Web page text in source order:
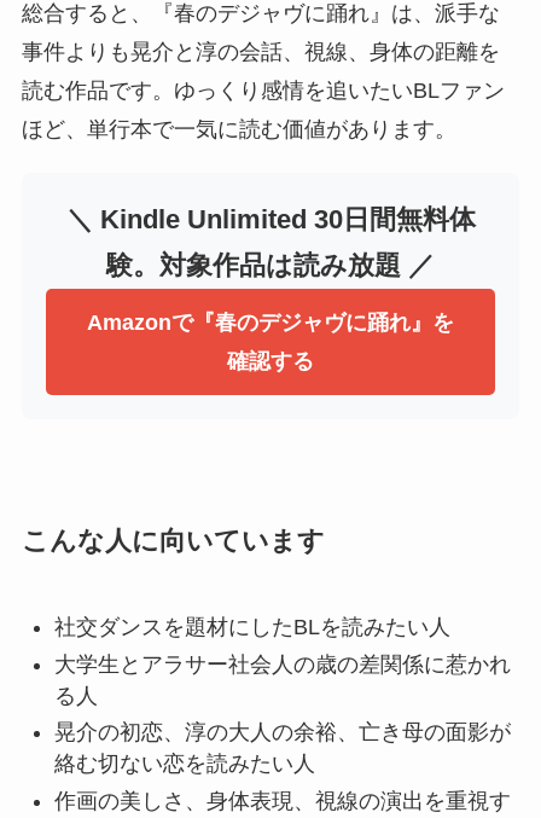
総合すると、『春のデジャヴに踊れ』は、派手な
事件よりも晃介と淳の会話、視線、身体の距離を
読む作品です。ゆっくり感情を追いたいBLファン
ほど、単行本で一気に読む価値があります。
＼ Kindle Unlimited 30日間無料体
験。対象作品は読み放題 ／
Amazonで『春のデジャヴに踊れ』を
確認する
こんな人に向いています
社交ダンスを題材にしたBLを読みたい人
大学生とアラサー社会人の歳の差関係に惹かれ
る人
晃介の初恋、淳の大人の余裕、亡き母の面影が
絡む切ない恋を読みたい人
作画の美しさ、身体表現、視線の演出を重視す